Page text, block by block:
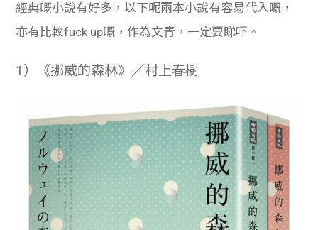
經典嘅小說有好多，以下呢兩本小說有容易代入嘅，
亦有比較fuck up嘅，作為文青，一定要睇吓。
1）《挪威的森林》／村上春樹